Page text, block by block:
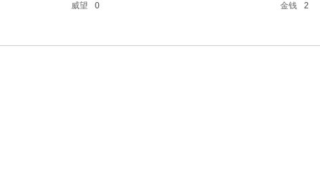
威望 0 金钱
2